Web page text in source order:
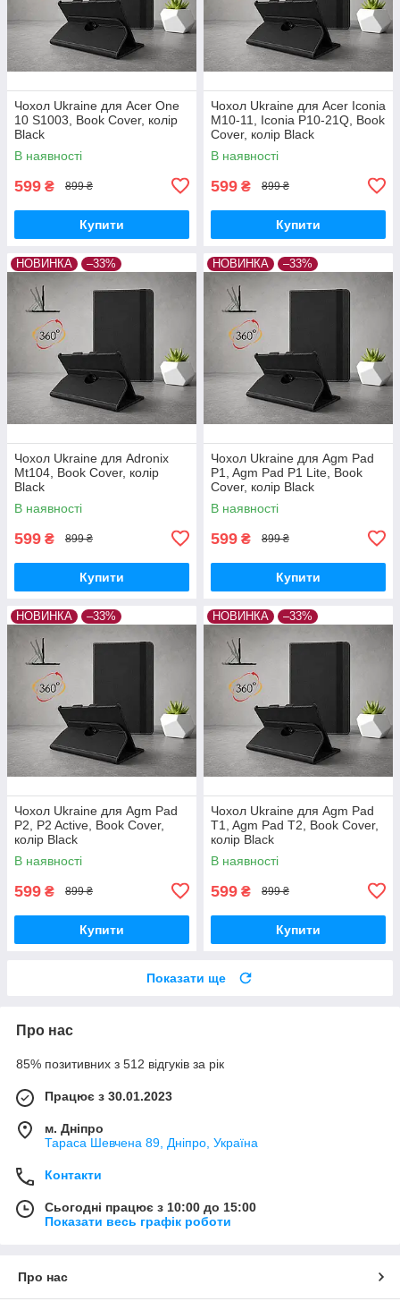
Чохол Ukraine для Acer One
10 S1003, Book Cover, колір
Black
В наявності
599 ₴ 899 ₴
Купити
Чохол Ukraine для Acer Iconia
M10-11, Iconia P10-21Q, Book
Cover, колір Black
В наявності
599 ₴ 899 ₴
Купити
НОВИНКА –33%
Чохол Ukraine для Adronix
Mt104, Book Cover, колір
Black
В наявності
599 ₴ 899 ₴
Купити
НОВИНКА –33%
Чохол Ukraine для Agm Pad
P1, Agm Pad P1 Lite, Book
Cover, колір Black
В наявності
599 ₴ 899 ₴
Купити
НОВИНКА –33%
Чохол Ukraine для Agm Pad
P2, P2 Active, Book Cover,
колір Black
В наявності
599 ₴ 899 ₴
Купити
НОВИНКА –33%
Чохол Ukraine для Agm Pad
T1, Agm Pad T2, Book Cover,
колір Black
В наявності
599 ₴ 899 ₴
Купити
Показати ще
Про нас
85% позитивних з 512 відгуків за рік
Працює з 30.01.2023
м. Дніпро
Тараса Шевчена 89, Дніпро, Україна
Контакти
Сьогодні працює з 10:00 до 15:00
Показати весь графік роботи
Про нас